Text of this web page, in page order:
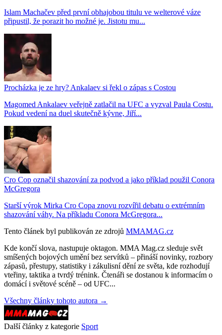
Islam Machačev před první obhajobou titulu ve welterové váze
připustil, že porazit ho možné je. Jistotu mu...
Procházka je ze hry? Ankalaev si řekl o zápas s Costou
Magomed Ankalaev veřejně zatlačil na UFC a vyzval Paula Costu.
Pokud vedení na duel skutečně kývne, Jiří...
Cro Cop označil shazování za podvod a jako příklad použil Conora
McGregora
Starší výrok Mirka Cro Copa znovu rozvířil debatu o extrémním
shazování váhy. Na příkladu Conora McGregora...
Tento článek byl publikován ze zdrojů MMAMAG.cz
Kde končí slova, nastupuje oktagon. MMA Mag.cz sleduje svět
smíšených bojových umění bez servítků – přináší novinky, rozbory
zápasů, přestupy, statistiky i zákulisní dění ze světa, kde rozhodují
vteřiny, taktika a tvrdý trénink. Čtenáři se dostanou k informacím o
domácí i světové scéně – od UFC...
Všechny články tohoto autora →
Další články z kategorie Sport